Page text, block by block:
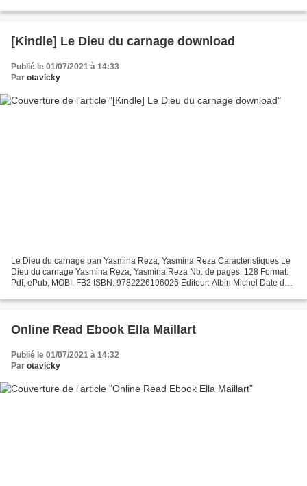
[Kindle] Le Dieu du carnage download
Publié le 01/07/2021 à 14:33
Par otavicky
Le Dieu du carnage pan Yasmina Reza, Yasmina Reza Caractéristiques Le
Dieu du carnage Yasmina Reza, Yasmina Reza Nb. de pages: 128 Format:
Pdf, ePub, MOBI, FB2 ISBN: 9782226196026 Editeur: Albin Michel Date de
Online Read Ebook Ella Maillart
Publié le 01/07/2021 à 14:32
Par otavicky